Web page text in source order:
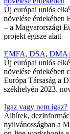
Új európai uniós
növelése
– a Magyarországi
projekt égisze alatt –
EMFA, DSA, DMA:
Új európai uniós
növelése érdekében
Európa Társaság a
székhelyén 2023.
Igaz vagy nem igaz?
Álhírek,
nyilvánosságban a